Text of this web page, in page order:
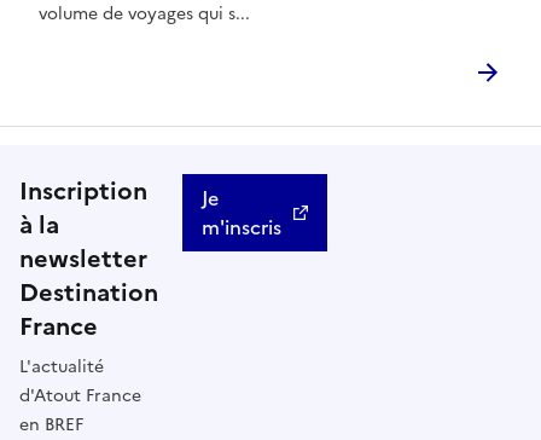
volume de voyages qui s...
Inscription
à la
newsletter
Destination
France
L'actualité
d'Atout France
en BREF
Je
m'inscris